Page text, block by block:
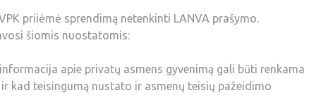
priiėmė sprendimą netenkinti LANVA prašymo.
šiomis nuostatomis:
apie privatų asmens gyvenimą gali būti renkama
kad teisingumą nustato ir asmenų teisių pažeidimo